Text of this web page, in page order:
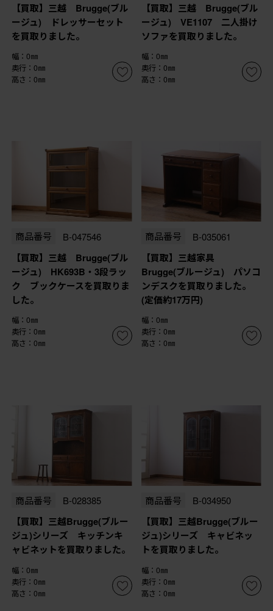
【買取】三越 Brugge(ブル
ージュ) ドレッサーセット
を買取りました。
幅：0㎜
奥行：0㎜
高さ：0㎜
【買取】三越 Brugge(ブル
ージュ) VE1107 二人掛け
ソファを買取りました。
幅：0㎜
奥行：0㎜
高さ：0㎜
商品番号 B-047546
【買取】三越 Brugge(ブル
ージュ) HK693B・3段ラッ
ク ブックケースを買取りま
した。
幅：0㎜
奥行：0㎜
高さ：0㎜
商品番号 B-035061
【買取】三越家具
Brugge(ブルージュ) パソコ
ンデスクを買取りました。
(定価約17万円)
幅：0㎜
奥行：0㎜
高さ：0㎜
商品番号 B-028385
【買取】三越Brugge(ブルー
ジュ)シリーズ キッチンキ
ャビネットを買取りました。
幅：0㎜
奥行：0㎜
高さ：0㎜
商品番号 B-034950
【買取】三越Brugge(ブルー
ジュ)シリーズ キャビネッ
トを買取りました。
幅：0㎜
奥行：0㎜
高さ：0㎜